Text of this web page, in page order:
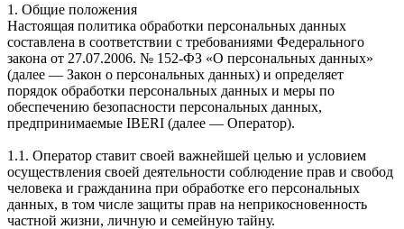
1. Общие положения
Настоящая политика обработки персональных данных
составлена в соответствии с требованиями Федерального
закона от 27.07.2006. № 152-ФЗ «О персональных данных»
(далее — Закон о персональных данных) и определяет
порядок обработки персональных данных и меры по
обеспечению безопасности персональных данных,
предпринимаемые IBERI (далее — Оператор).
1.1. Оператор ставит своей важнейшей целью и условием
осуществления своей деятельности соблюдение прав и свобод
человека и гражданина при обработке его персональных
данных, в том числе защиты прав на неприкосновенность
частной жизни, личную и семейную тайну.